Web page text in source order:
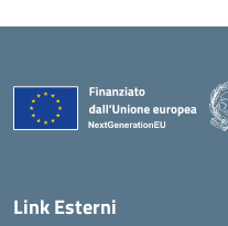
Link Esterni